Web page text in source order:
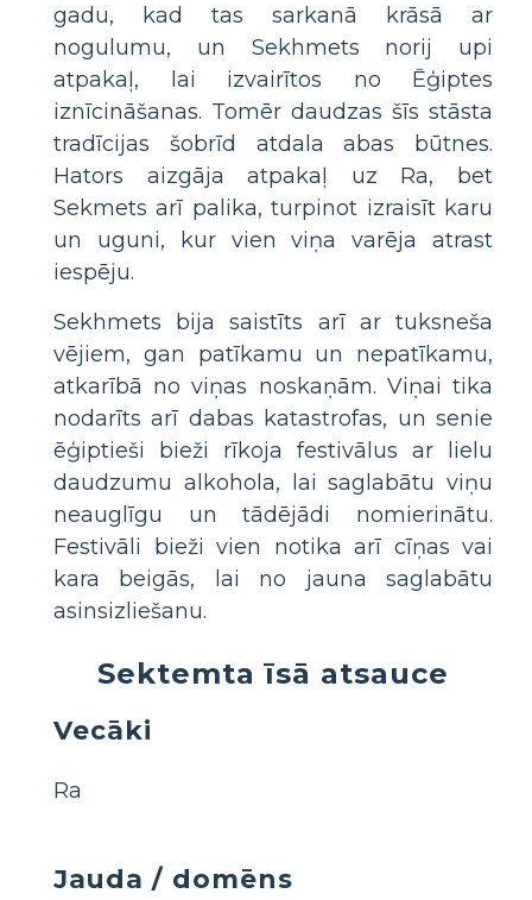
gadu, kad tas sarkanā krāsā ar
nogulumu, un Sekhmets norij upi
atpakaļ, lai izvairītos no Ēģiptes
iznīcināšanas. Tomēr daudzas šīs stāsta
tradīcijas šobrīd atdala abas būtnes.
Hators aizgāja atpakaļ uz Ra, bet
Sekmets arī palika, turpinot izraisīt karu
un uguni, kur vien viņa varēja atrast
iespēju.
Sekhmets bija saistīts arī ar tuksneša
vējiem, gan patīkamu un nepatīkamu,
atkarībā no viņas noskaņām. Viņai tika
nodarīts arī dabas katastrofas, un senie
ēģiptieši bieži rīkoja festivālus ar lielu
daudzumu alkohola, lai saglabātu viņu
neauglīgu un tādējādi nomierinātu.
Festivāli bieži vien notika arī cīņas vai
kara beigās, lai no jauna saglabātu
asinsizliešanu.
Sektemta īsā atsauce
Vecāki
Ra
Jauda / domēns